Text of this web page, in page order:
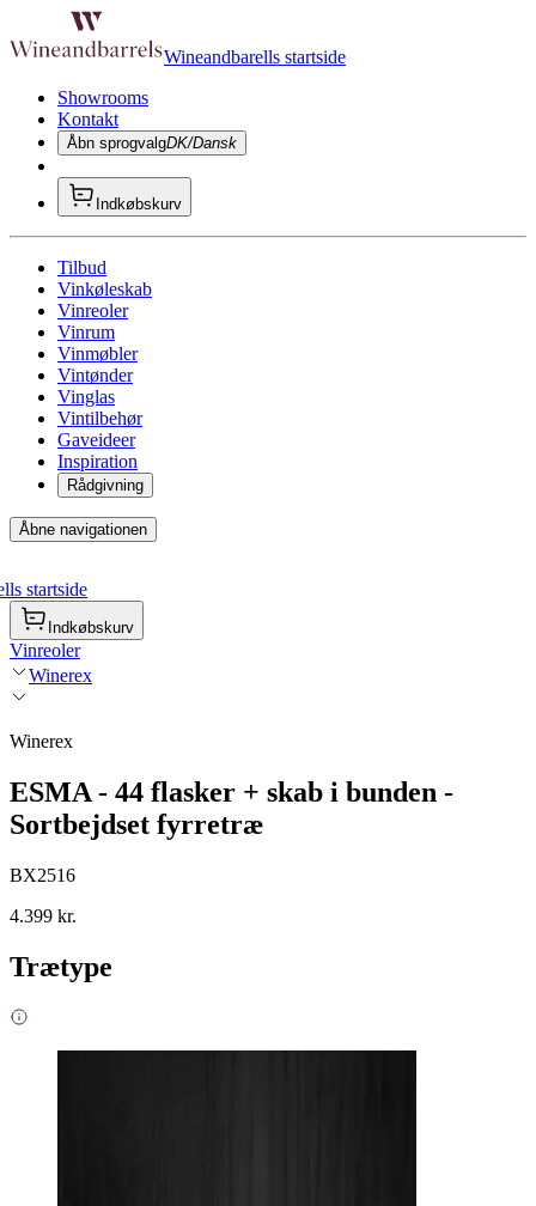
Wineandbarells startside
Showrooms
Kontakt
Åbn sprogvalgDK/Dansk
Indkøbskurv
Tilbud
Vinkøleskab
Vinreoler
Vinrum
Vinmøbler
Vintønder
Vinglas
Vintilbehør
Gaveideer
Inspiration
Rådgivning
Åbne navigationen
startside
Indkøbskurv
Vinreoler
Winerex
Winerex
ESMA - 44 flasker + skab i bunden -
Sortbejdset fyrretræ
BX2516
4.399 kr.
Trætype